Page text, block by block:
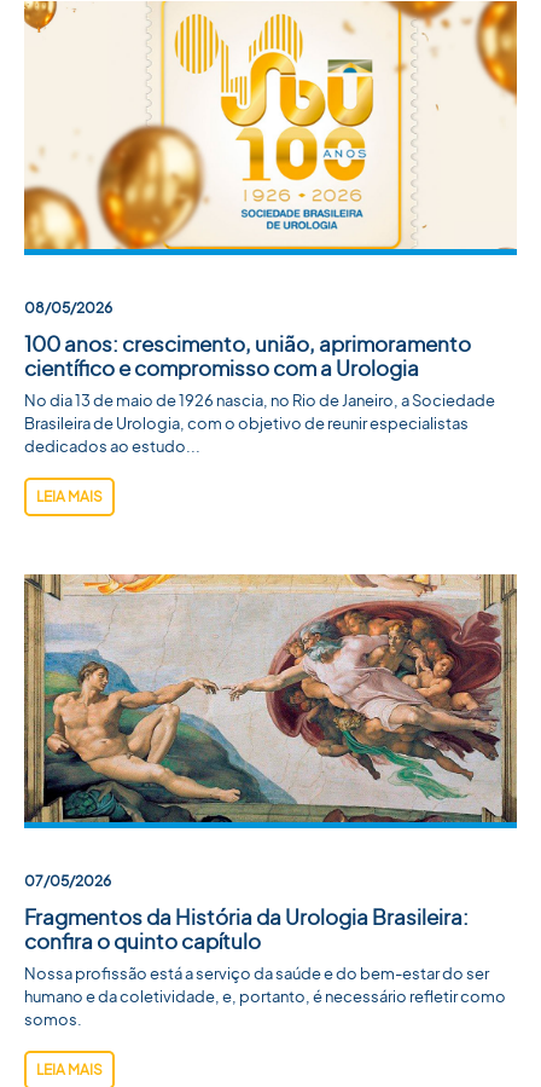
08/05/2026
100 anos: crescimento, união, aprimoramento
científico e compromisso com a Urologia
No dia 13 de maio de 1926 nascia, no Rio de Janeiro, a Sociedade
Brasileira de Urologia, com o objetivo de reunir especialistas
dedicados ao estudo...
LEIA MAIS
07/05/2026
Fragmentos da História da Urologia Brasileira:
confira o quinto capítulo
Nossa profissão está a serviço da saúde e do bem-estar do ser
humano e da coletividade, e, portanto, é necessário refletir como
somos.
LEIA MAIS